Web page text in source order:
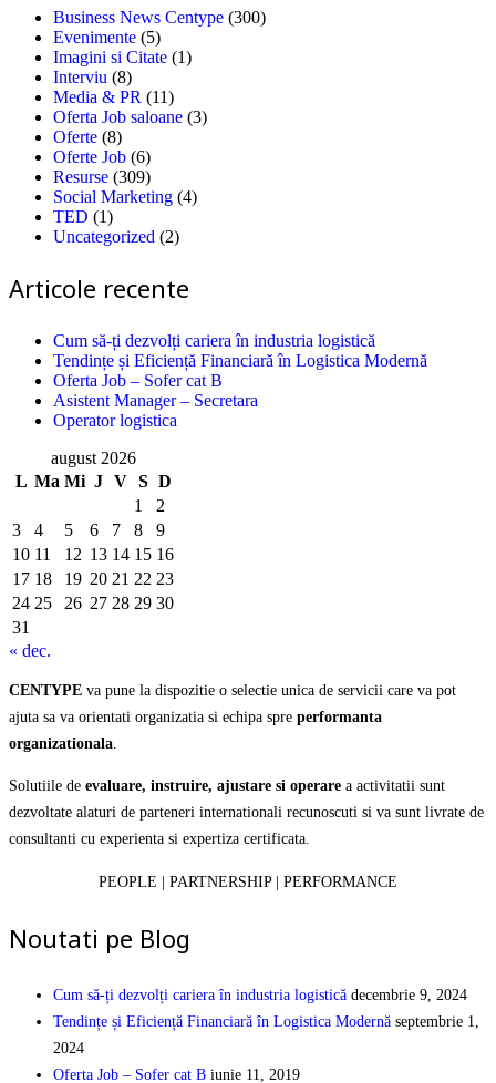
Business News Centype (300)
Evenimente (5)
Imagini si Citate (1)
Interviu (8)
Media & PR (11)
Oferta Job saloane (3)
Oferte (8)
Oferte Job (6)
Resurse (309)
Social Marketing (4)
TED (1)
Uncategorized (2)
Articole recente
Cum să-ți dezvolți cariera în industria logistică
Tendințe și Eficiență Financiară în Logistica Modernă
Oferta Job – Sofer cat B
Asistent Manager – Secretara
Operator logistica
august 2026
L Ma Mi J V S D
1
2
3
4 5 6 7 8
9
10 11 12 13 14 15 16
17 18 19 20 21 22 23
24 25 26 27 28 29 30
31
« dec.
CENTYPE va pune la dispozitie o selectie unica de servicii care va pot
ajuta sa va orientati organizatia si echipa spre performanta
organizationala
Solutiile de evaluare, instruire, ajustare si operare a activitatii sunt
dezvoltate alaturi de parteneri internationali recunoscuti si va sunt livrate de
consultanti cu experienta si expertiza certificata.
PEOPLE | PARTNERSHIP | PERFORMANCE
Noutati pe Blog
Cum să-ți dezvolți cariera în industria logistică decembrie 9, 2024
Tendințe și Eficiență Financiară în Logistica Modernă septembrie 1,
2024
Oferta Job – Sofer cat B iunie 11, 2019